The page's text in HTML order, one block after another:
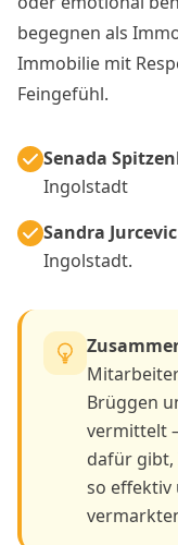
begegnen als
Immobilie mit
Feingefühl.
Senada
Ingolstadt
Sandra Jurcevic
Ingolstadt.
Brüggen
vermittelt
dafür
so effektiv